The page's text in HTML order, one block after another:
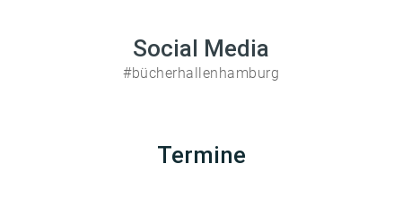
Social Media
#bücherhallenhamburg
Termine